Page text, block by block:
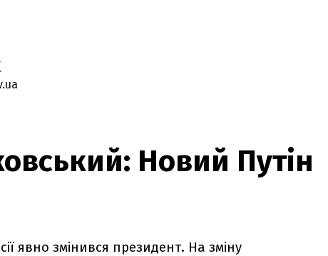
Новий Путін
явно змінився президент. На зміну